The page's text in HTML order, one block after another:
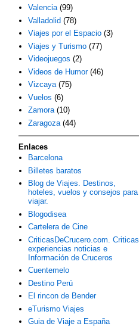
Valencia (99)
Valladolid (78)
Viajes por el Espacio (3)
Viajes y Turismo (77)
Videojuegos (2)
Videos de Humor (46)
Vizcaya (75)
Vuelos (6)
Zamora (10)
Zaragoza (44)
Enlaces
Barcelona
Billetes baratos
Blog de Viajes. Destinos,
hoteles, vuelos y consejos para
viajar.
Blogodisea
Cartelera de Cine
CriticasDeCrucero.com. Criticas
experiencias noticias e
Información de Cruceros
Cuentemelo
Destino Perú
El rincon de Bender
eTurismo Viajes
Guia de Viaje a España